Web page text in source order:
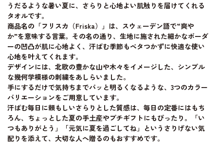
うだるような暑い夏に、さらりと心地よい肌触りを届けてくれる
タオルです。
商品名の「フリスカ（Friska）」は、スウェーデン語で“爽や
か”を意味する言葉。その名の通り、生地に施された細かなボーダ
ーの凹凸が肌に心地よく、汗ばむ季節もベタつかずに快適な使い
心地を叶えてくれます。
デザインには、北欧の豊かな山や木々をイメージした、シンプル
な幾何学模様の刺繍をあしらいました。
手にするだけで気持ちまでパッと明るくなるような、3つのカラー
バリエーションをご用意しています。
汗ばむ毎日に頼もしいさらりとした質感は、毎日の定番にはもち
ろん、ちょっとした夏の手土産やプチギフトにもぴったり。「い
つもありがとう」「元気に夏を過ごしてね」というさりげない気
配りを添えて、大切な人へ贈るのもおすすめです。